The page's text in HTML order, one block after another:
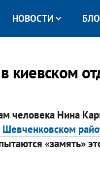
НОВОСТИ
киевском
человека Нинa
Шевченковском
«замять»